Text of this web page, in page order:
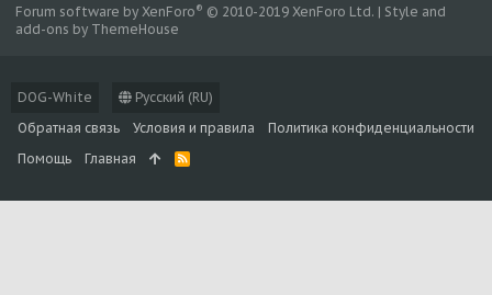
DOG-White
Русский (RU)
Обратная связь
Условия и правила
Политика конфиденциальности
Помощь
Главная
R
S
Forum software by XenForo® © 2010-2019 XenForo Ltd. | Style and
add-ons by ThemeHouse